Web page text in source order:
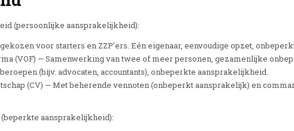
(persoonlijke aansprakelijkheid):
voor starters en ZZP’ers. Eén eigenaar, eenvoudige opzet,
(VOF) — Samenwerking van twee of meer personen, gezamenlijke
(bijv. advocaten, accountants), onbeperkte aansprakelijkheid.
(CV) — Met beherende vennoten (onbeperkt aansprakelijk) en
aansprakelijkheid):